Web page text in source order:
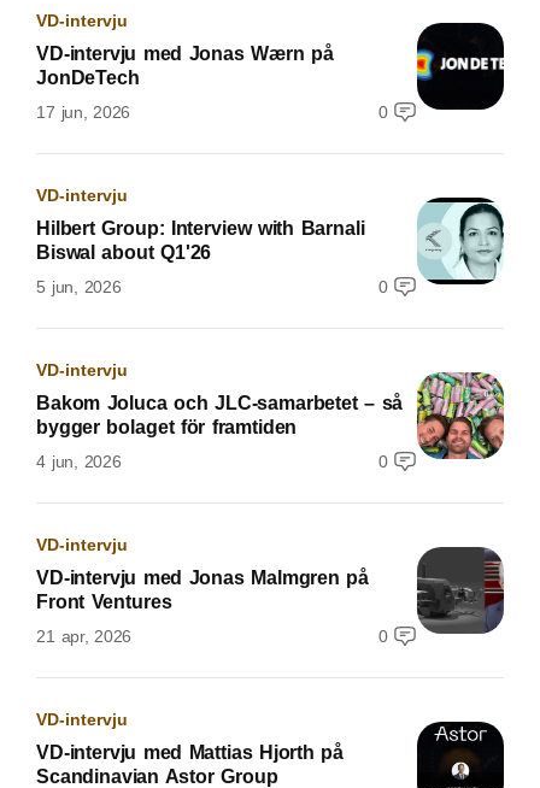
VD-intervju
VD-intervju med Jonas Wærn på
JonDeTech
17 jun, 2026 0
VD-intervju
Hilbert Group: Interview with Barnali
Biswal about Q1'26
5 jun, 2026 0
VD-intervju
Bakom Joluca och JLC-samarbetet – så
bygger bolaget för framtiden
4 jun, 2026 0
VD-intervju
VD-intervju med Jonas Malmgren på
Front Ventures
21 apr, 2026 0
VD-intervju
VD-intervju med Mattias Hjorth på
Scandinavian Astor Group